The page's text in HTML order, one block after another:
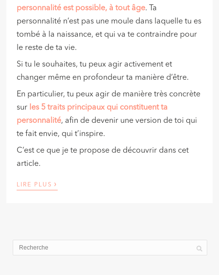
personnalité est possible, à tout âge. Ta
personnalité n’est pas une moule dans laquelle tu es
tombé à la naissance, et qui va te contraindre pour
le reste de ta vie.
Si tu le souhaites, tu peux agir activement et
changer même en profondeur ta manière d’être.
En particulier, tu peux agir de manière très concrète
sur les 5 traits principaux qui constituent ta
personnalité, afin de devenir une version de toi qui
te fait envie, qui t’inspire.
C’est ce que je te propose de découvrir dans cet
article.
LIRE PLUS ›